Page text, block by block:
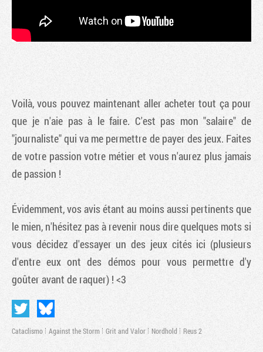
Voilà, vous pouvez maintenant aller acheter tout ça pour
que je n'aie pas à le faire. C'est pas mon "salaire" de
"journaliste" qui va me permettre de payer des jeux. Faites
de votre passion votre métier et vous n'aurez plus jamais
de passion !
Évidemment, vos avis étant au moins aussi pertinents que
le mien, n'hésitez pas à revenir nous dire quelques mots si
vous décidez d'essayer un des jeux cités ici (plusieurs
d'entre eux ont des démos pour vous permettre d'y
goûter avant de raquer) ! <3
Cataclismo Against the Storm Grit and Valor Nordhold Reus 2